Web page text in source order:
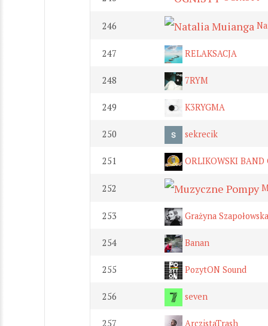
246
247 RELAKSACJA
248 7RYM
249 K3RYGMA
250 sekrecik
251 ORLIKOWSKI BAND
252
253 Grażyna
254 Banan
255 PozytON Sound
256 seven
257 ArczistaTrash